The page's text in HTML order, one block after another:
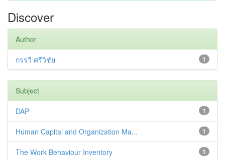
Discover
Author
1
กรรวี ศรีวิชัย
Subject
1
DAP
1
Human Capital and Organization Ma...
1
The Work Behaviour Inventory